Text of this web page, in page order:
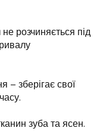
розчиняється під
– зберігає свої
зуба та ясен.